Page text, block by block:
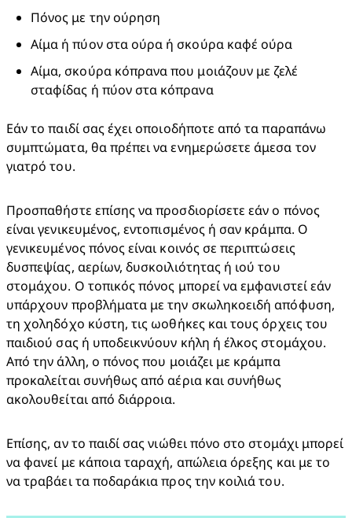
Πόνος με την ούρηση
Αίμα ή πύον στα ούρα ή σκούρα καφέ ούρα
Αίμα, σκούρα κόπρανα που μοιάζουν με ζελέ
σταφίδας ή πύον στα κόπρανα
Εάν το παιδί σας έχει οποιοδήποτε από τα παραπάνω
συμπτώματα, θα πρέπει να ενημερώσετε άμεσα τον
γιατρό του.​
​Προσπαθήστε επίσης να προσδιορίσετε εάν ο πόνος
είναι γενικευμένος, εντοπισμένος ή σαν κράμπα. Ο
γενικευμένος πόνος είναι κοινός σε περιπτώσεις
δυσπεψίας, αερίων, δυσκοιλιότητας ή ιού του
στομάχου. Ο τοπικός πόνος μπορεί να εμφανιστεί εάν
υπάρχουν προβλήματα με την σκωληκοειδή απόφυση,
τη χοληδόχο κύστη, τις ωοθήκες και τους όρχεις του
παιδιού σας ή υποδεικνύουν κήλη ή έλκος στομάχου.
Από την άλλη, ο πόνος που μοιάζει με κράμπα
προκαλείται συνήθως από αέρια και συνήθως
ακολουθείται από διάρροια.​
Επίσης, αν το παιδί σας νιώθει πόνο στο στομάχι μπορεί
να φανεί με κάποια ταραχή, απώλεια όρεξης και με το
να τραβάει τα ποδαράκια προς την κοιλιά του.